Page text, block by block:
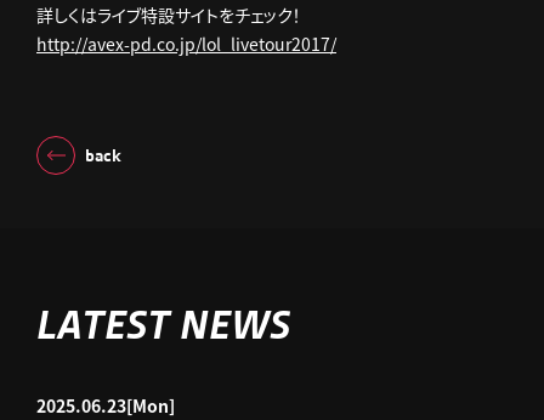
詳しくはライブ特設サイトをチェック！
http://avex-pd.co.jp/lol_livetour2017/
back
LATEST NEWS
2025.06.23[Mon]